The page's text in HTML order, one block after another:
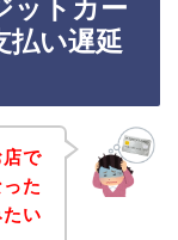
ットカー
払い遅延
で
た
い